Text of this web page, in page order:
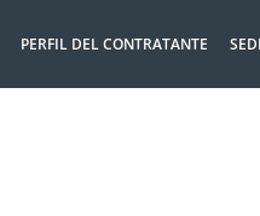
PERFIL DEL CONTRATANTE